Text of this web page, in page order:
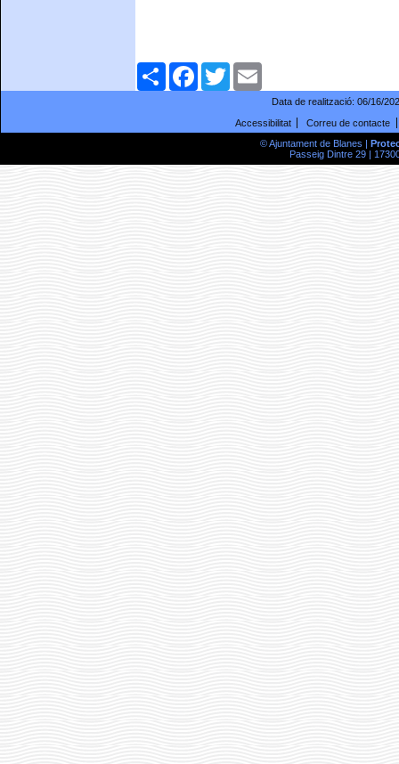
ComparteixFacebookTwitter
Data de realització: 06/16/
Accessibilitat
Correu de contacte
© Ajuntament de Blanes |
Passeig Dintre 29 |